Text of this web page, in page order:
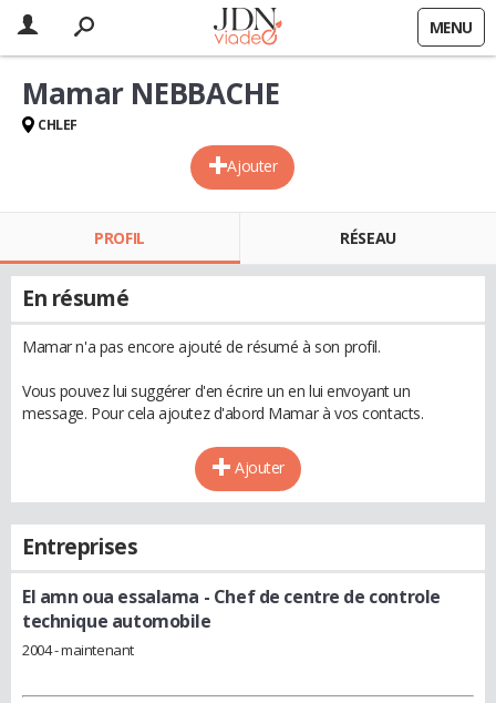
MENU
Ajouter
Mamar NEBBACHE
CHLEF
PROFIL RÉSEAU
En résumé
Mamar n'a pas encore ajouté de résumé à son profil.
Vous pouvez lui suggérer d'en écrire un en lui envoyant un
message. Pour cela ajoutez d'abord Mamar à vos contacts.
Ajouter
Entreprises
El amn oua essalama - Chef de centre de controle
technique automobile
2004 - maintenant